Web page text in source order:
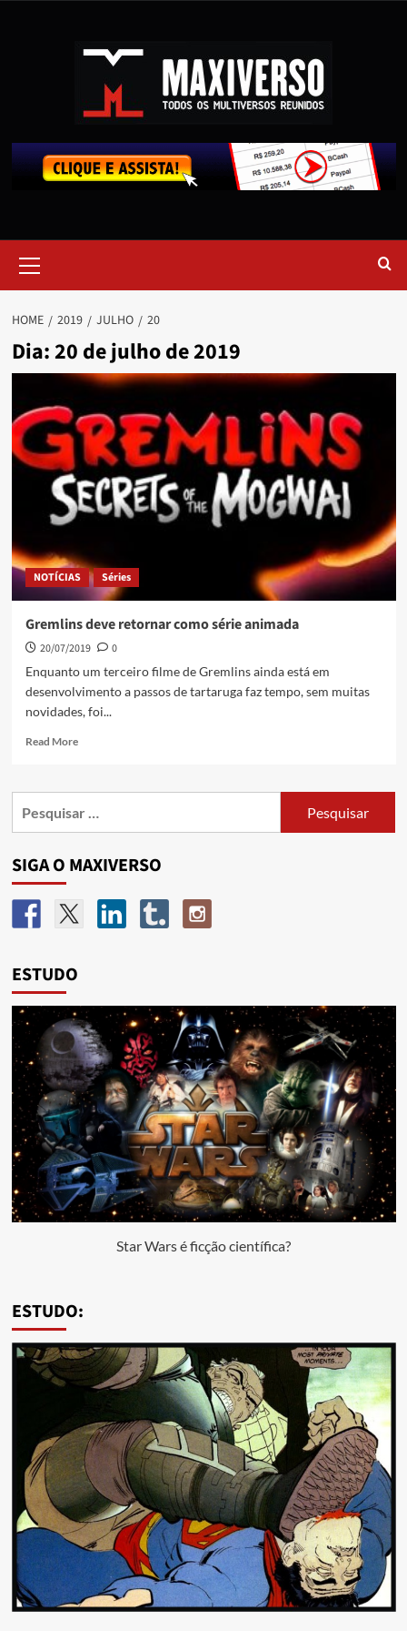
HOME 2019 JULHO 20
Dia:20 de julho de 2019
NOTÍCIAS Séries
Gremlins deve retornar como série animada
20/07/2019
0
Enquanto um terceiro filme de Gremlins ainda está em
desenvolvimento a passos de tartaruga faz tempo, sem muitas
novidades, foi...
Read More
SIGA O MAXIVERSO
ESTUDO
Star Wars é ficção científica?
ESTUDO: